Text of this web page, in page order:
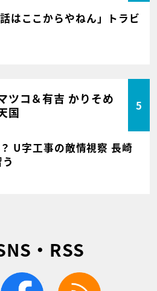
はここからやねん」トラビ
ツコ＆有吉 かりそめ
国
5
U字工事の敵情視察 長崎
・RSS
facebook